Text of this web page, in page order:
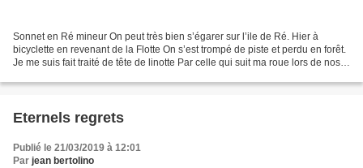
Sonnet en Ré mineur On peut très bien s’égarer sur l’ile de Ré. Hier à
bicyclette en revenant de la Flotte On s’est trompé de piste et perdu en forêt.
Je me suis fait traité de tête de linotte Par celle qui suit ma roue lors de nos
Eternels regrets
Publié le 21/03/2019 à 12:01
Par jean bertolino